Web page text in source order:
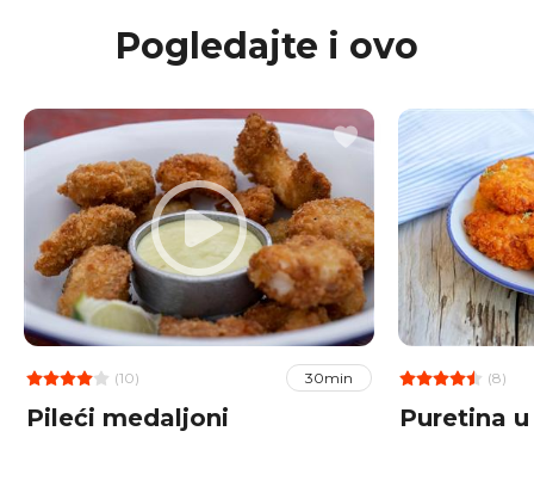
Pogledajte i ovo
(10) 30min
Pileći medaljoni
(8)
Puretina